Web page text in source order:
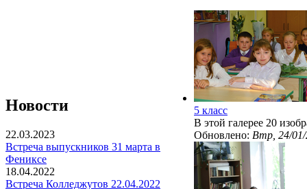
Новости
22.03.2023
Встреча выпускников 31 марта в
Фениксе
18.04.2022
Встреча Колледжутов 22.04.2022
5 класс
В этой галерее 20
Обновлено: Втр, 24/